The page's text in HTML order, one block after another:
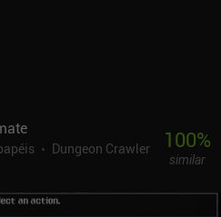
obter ouro extra. Nada disso é
É um ótimo jogo com
que você não se importe com o
Dungeon Crawler
100%
similar